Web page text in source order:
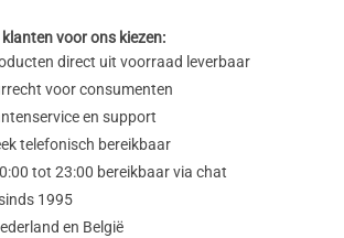
voor ons kiezen:
direct uit voorraad leverbaar
voor consumenten
en support
telefonisch bereikbaar
tot 23:00 bereikbaar via chat
1995
en België